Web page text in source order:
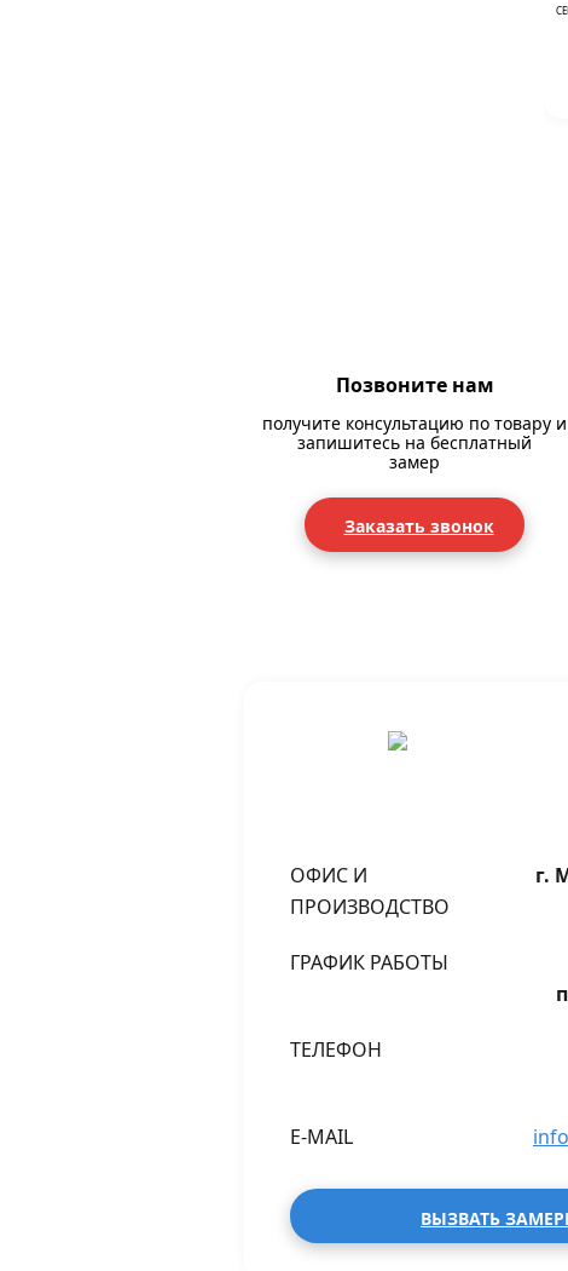
Позвоните нам
получите консультацию по товару и
запишитесь на бесплатный
замер
Заказать звонок
ОФИС И
ПРОИЗВОДСТВО
г.
ГРАФИК РАБОТЫ
ТЕЛЕФОН
E-MAIL
ВЫЗВАТЬ